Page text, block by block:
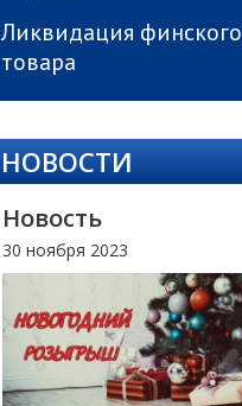
Ликвидация финского
товара
НОВОСТИ
Новость
30 ноября 2023